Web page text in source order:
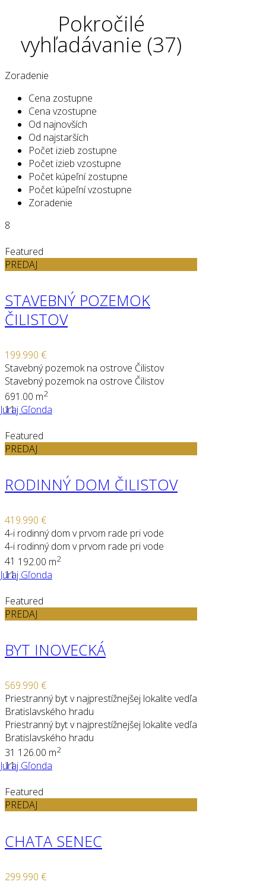
Pokročilé
vyhľadávanie (37)
Zoradenie
Cena zostupne
Cena vzostupne
Od najnovších
Od najstarších
Počet izieb zostupne
Počet izieb vzostupne
Počet kúpeľní zostupne
Počet kúpeľní vzostupne
Zoradenie
8
Featured
PREDAJ
STAVEBNÝ POZEMOK
ČILISTOV
199.990 €
Stavebný pozemok na ostrove Čilistov
Stavebný pozemok na ostrove Čilistov
691.00 m2
Juraj Gľonda
11
Featured
PREDAJ
RODINNÝ DOM ČILISTOV
419.990 €
4-i rodinný dom v prvom rade pri vode
4-i rodinný dom v prvom rade pri vode
41 192.00 m2
Juraj Gľonda
11
Featured
PREDAJ
BYT INOVECKÁ
569.990 €
Priestranný byt v najprestížnejšej lokalite vedľa
Bratislavského hradu
Priestranný byt v najprestížnejšej lokalite vedľa
Bratislavského hradu
31 126.00 m2
Juraj Gľonda
11
Featured
PREDAJ
CHATA SENEC
299.990 €